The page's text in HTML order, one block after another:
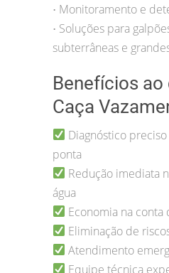
• Monitoramento e
• Soluções para
subterrâneas e
Benefícios
Caça
Diagnóstico
ponta
Redução imediata
água
Economia na conta
Eliminação de
Atendimento
Equipe técnica